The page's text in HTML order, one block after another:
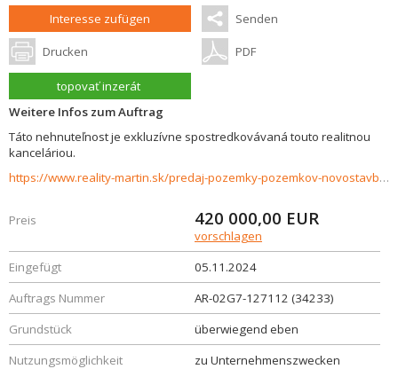
Interesse zufügen Senden
Drucken PDF
topovať inzerát
Weitere Infos zum Auftrag
Táto nehnuteľnost je exkluzívne spostredkovávaná touto realitnou
kanceláriou.
https://www.reality-martin.sk/predaj-pozemky-pozemkov-novostavby/Stavebny-pozemok-v-priemyselnom-areali-mesta-Turany-34233/?utm_source=areality&utm_medium=xml&utm_term=34233&utm_content=chalupa&utm_campaign=portaly
Preis 420 000,00 EUR
vorschlagen
Eingefügt
05.11.2024
Auftrags Nummer
AR-02G7-127112 (34233)
Grundstück
überwiegend eben
Nutzungsmöglichkeit
zu Unternehmenszwecken